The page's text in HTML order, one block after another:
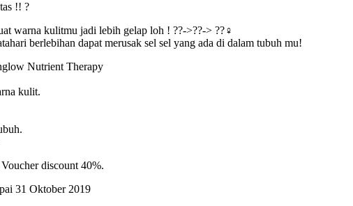
!! ?
warna kulitmu jadi lebih gelap loh ! ??->??-> ??‍♀
berlebihan dapat merusak sel sel yang ada di dalam tubuh mu!
Nutrient Therapy
kulit.
discount 40%.
31 Oktober 2019